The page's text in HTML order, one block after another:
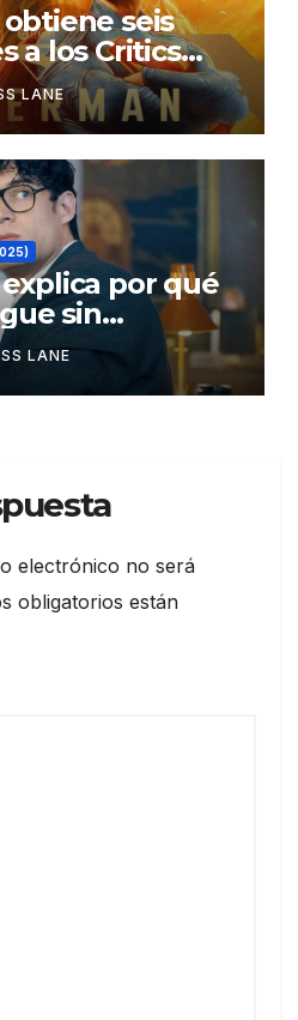
seis
a los Critics
Awards
LANE
por qué
sin
secreta
LANE
electrónico no será
obligatorios están